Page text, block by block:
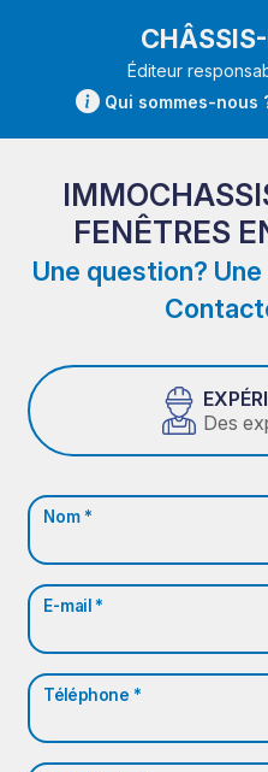
Éditeur
Qui sommes-nous
FENÊTRES
Une question?
Des
Nom *
E-mail *
Téléphone *